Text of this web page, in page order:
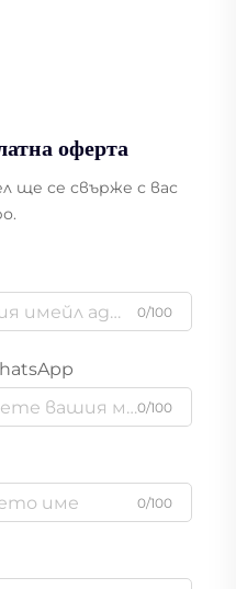
оферта
се свърже с вас
0/100
0/100
0/100